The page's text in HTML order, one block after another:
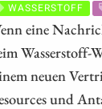
WASSERSTOFF
eine
Wasserstoff-
neuen
und